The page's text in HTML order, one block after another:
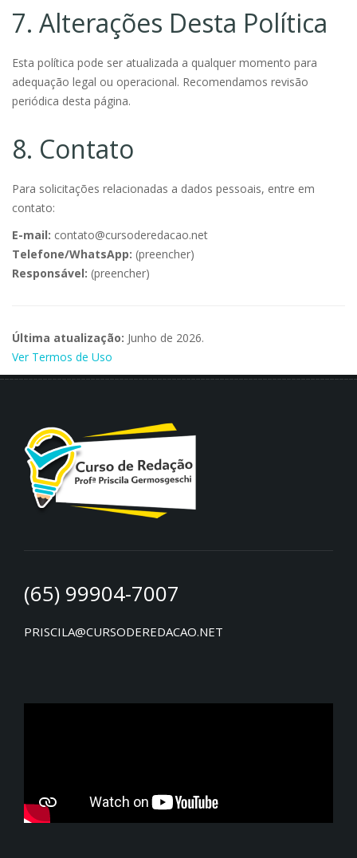
7. Alterações Desta Política
Esta política pode ser atualizada a qualquer momento para
adequação legal ou operacional. Recomendamos revisão
periódica desta página.
8. Contato
Para solicitações relacionadas a dados pessoais, entre em
contato:
E-mail: contato@cursoderedacao.net
Telefone/WhatsApp: (preencher)
Responsável: (preencher)
Última atualização: Junho de 2026.
Ver Termos de Uso
(65) 99904-7007
PRISCILA@CURSODEREDACAO.NET